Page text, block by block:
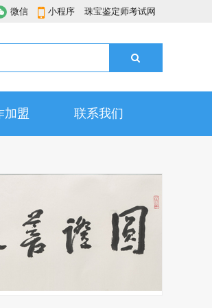
微信 小程序 珠宝鉴定师考试网
加盟 联系我们